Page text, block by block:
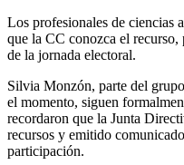
Los profesionales de ciencias
que la CC conozca el recurso,
de la jornada electoral.
Silvia Monzón, parte del
el momento, siguen
recordaron que la Junta
recursos y emitido
participación.